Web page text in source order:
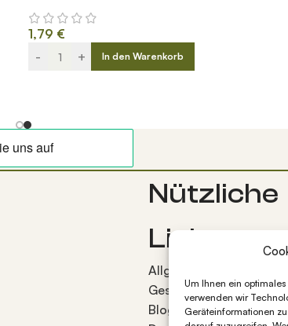
Um Ihnen ein
verwenden wir
Geräteinformationen
1,79 €
-
+ In den Warenkorb
Nützliche
Links
Allgemeine
Geschäftsbedingungen
Blog